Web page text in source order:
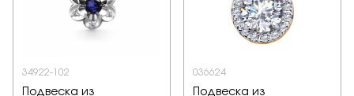
34922-102
Подвеска из
036624
Подвеска из
Заказать